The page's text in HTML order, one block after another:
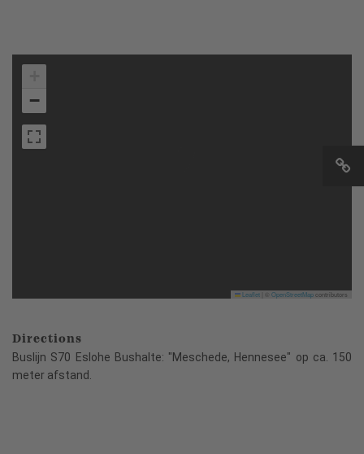
−
Leaflet OpenStreetMapcontributors
Directions
Buslijn S70 Eslohe Bushalte: "Meschede, Hennesee" op ca. 150
meter afstand.